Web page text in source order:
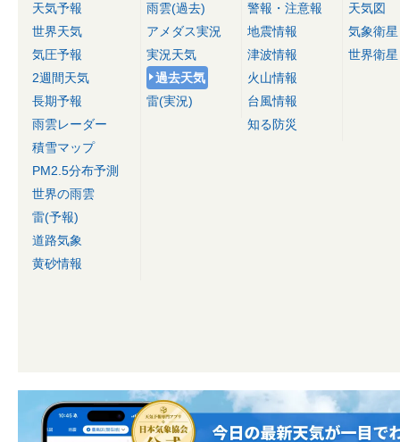
天気予報
世界天気
気圧予報
2週間天気
長期予報
雨雲レーダー
積雪マップ
PM2.5分布予測
世界の雨雲
雷(予報)
道路気象
黄砂情報
雨雲(過去)
アメダス実況
実況天気
過去天気
雷(実況)
警報・注意報
地震情報
津波情報
火山情報
台風情報
知る防災
天気図
気象衛星
世界衛星